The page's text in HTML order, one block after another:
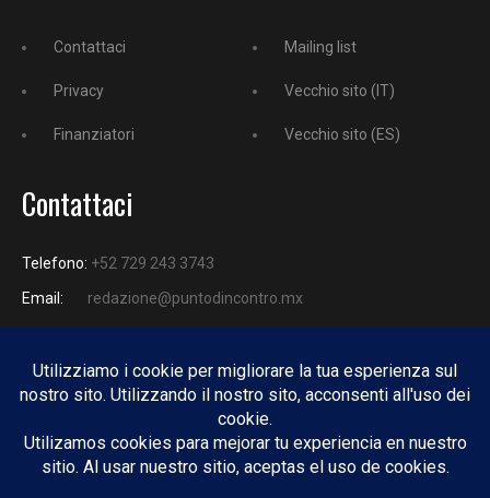
Contattaci
Privacy
Finanziatori
Mailing list
Vecchio sito (IT)
Vecchio sito (ES)
Contattaci
Telefono: +52 729 243 3743
Email:
redazione@puntodincontro.mx
PUNTODINCONTRO